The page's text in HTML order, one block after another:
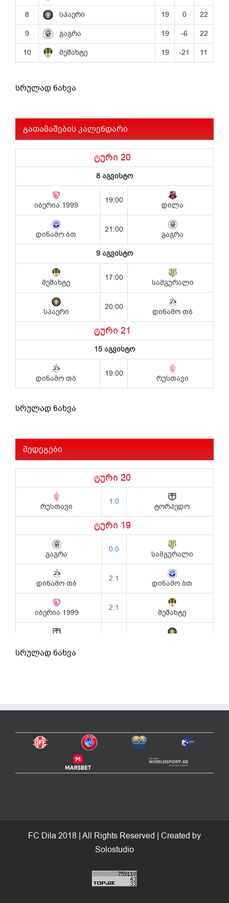
სრულად ნახვა
გათამაშების კალენდარი
სრულად ნახვა
შედეგები
სრულად ნახვა
FC Dila 2018 | All Rights Reserved | Created by
Solostudio